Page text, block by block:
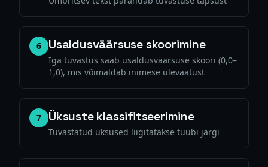
6 Usaldusväärsuse skoorimine
Iga tuvastus saab usaldusväärsuse skoori (0,0–
1,0), mis võimaldab inimese ülevaatust
7 Üksuste klassifitseerimine
Tuvastatud üksused liigitatakse tüübi järgi